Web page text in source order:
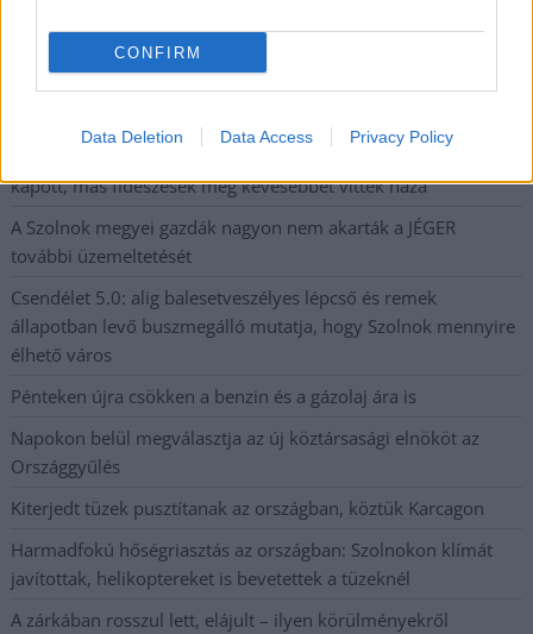
CONFIRM
Data Deletion Data Access Privacy Policy
A Tisza kormány minisztere újabb nagy változásokról döntött
a közoktatásban – például az iskolaigazgatók visszakapják
kapott, más fideszesek még kevesebbet vittek haza
A Szolnok megyei gazdák nagyon nem akarták a JÉGER
további üzemeltetését
Csendélet 5.0: alig balesetveszélyes lépcső és remek
állapotban levő buszmegálló mutatja, hogy Szolnok mennyire
élhető város
Pénteken újra csökken a benzin és a gázolaj ára is
Napokon belül megválasztja az új köztársasági elnököt az
Országgyűlés
Kiterjedt tüzek pusztítanak az országban, köztük Karcagon
Harmadfokú hőségriasztás az országban: Szolnokon klímát
javítottak, helikoptereket is bevetettek a tüzeknél
A zárkában rosszul lett, elájult – ilyen körülményekről